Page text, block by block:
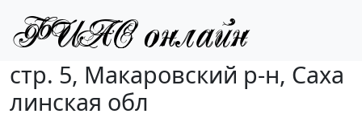
стр. 5, Макаровский р-н, Саха
линская обл